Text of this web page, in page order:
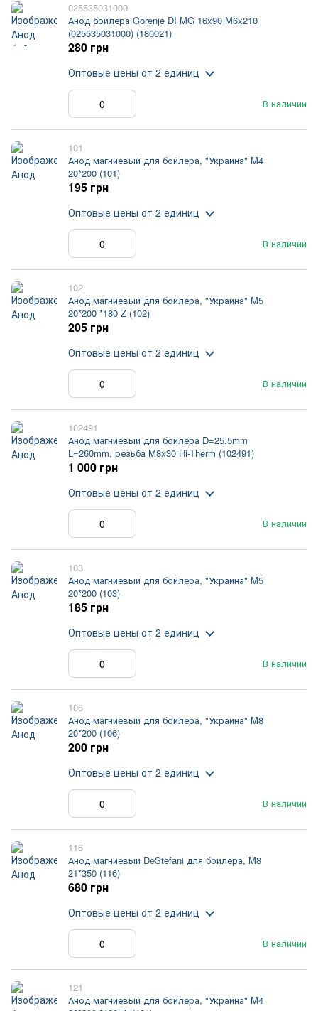
025535031000
Анод бойлера Gorenje DI MG 16x90 M6x210
(025535031000) (180021)
В наличии
280 грн
Оптовые цены от 2 единиц
101
Анод магниевый для бойлера, "Украина" M4
20*200 (101)
В наличии
195 грн
Оптовые цены от 2 единиц
102
Анод магниевый для бойлера, "Украина" M5
20*200 *180 Z (102)
В наличии
205 грн
Оптовые цены от 2 единиц
102491
Анод магниевый для бойлера D=25.5mm
L=260mm, резьба M8x30 Hi-Therm (102491)
В наличии
1 000 грн
Оптовые цены от 2 единиц
103
Анод магниевый для бойлера, "Украина" M5
20*200 (103)
В наличии
185 грн
Оптовые цены от 2 единиц
106
Анод магниевый для бойлера, "Украина" M8
20*200 (106)
В наличии
200 грн
Оптовые цены от 2 единиц
116
Анод магниевый DeStefani для бойлера, M8
21*350 (116)
В наличии
680 грн
Оптовые цены от 2 единиц
121
Анод магниевый для бойлера, "Украина" M4